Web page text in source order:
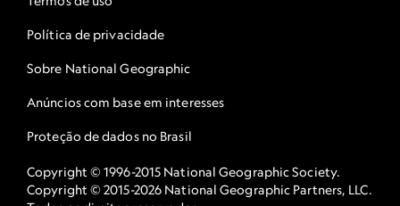
Política de privacidade
Sobre National Geographic
Anúncios com base em interesses
Proteção de dados no Brasil
Copyright © 1996-2015 National Geographic Society.
Copyright © 2015-2026 National Geographic Partners, LLC.